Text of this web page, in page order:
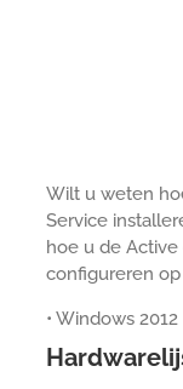
Wilt u weten
Service
hoe u de
configureren
• Windows 2012